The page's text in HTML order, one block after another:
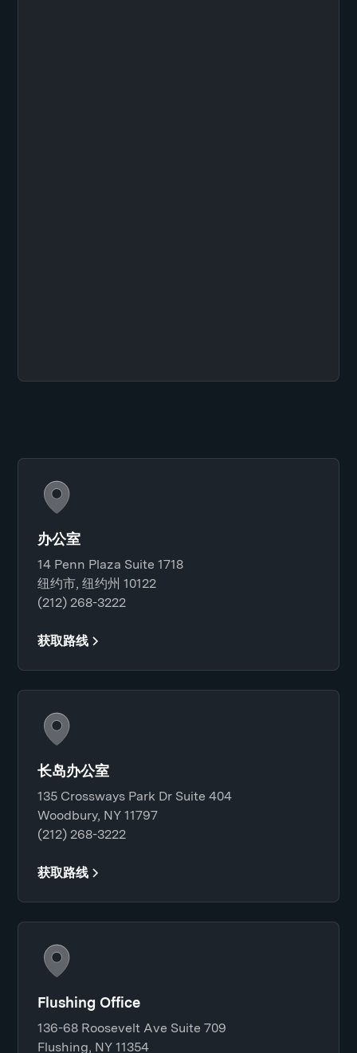
办公室
14 Penn Plaza Suite 1718
纽约市, 纽约州 10122
(212) 268-3222
获取路线
长岛办公室
135 Crossways Park Dr Suite 404
Woodbury, NY 11797
(212) 268-3222
获取路线
Flushing Office
136-68 Roosevelt Ave Suite 709
Flushing, NY 11354